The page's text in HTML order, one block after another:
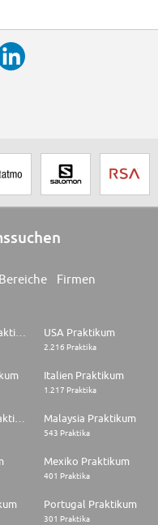
Bereiche Firmen
USA Praktikum
2.216 Praktika
Italien Praktikum
1.217 Praktika
Malaysia Praktikum
543 Praktika
Mexiko Praktikum
401 Praktika
Portugal Praktikum
301 Praktika